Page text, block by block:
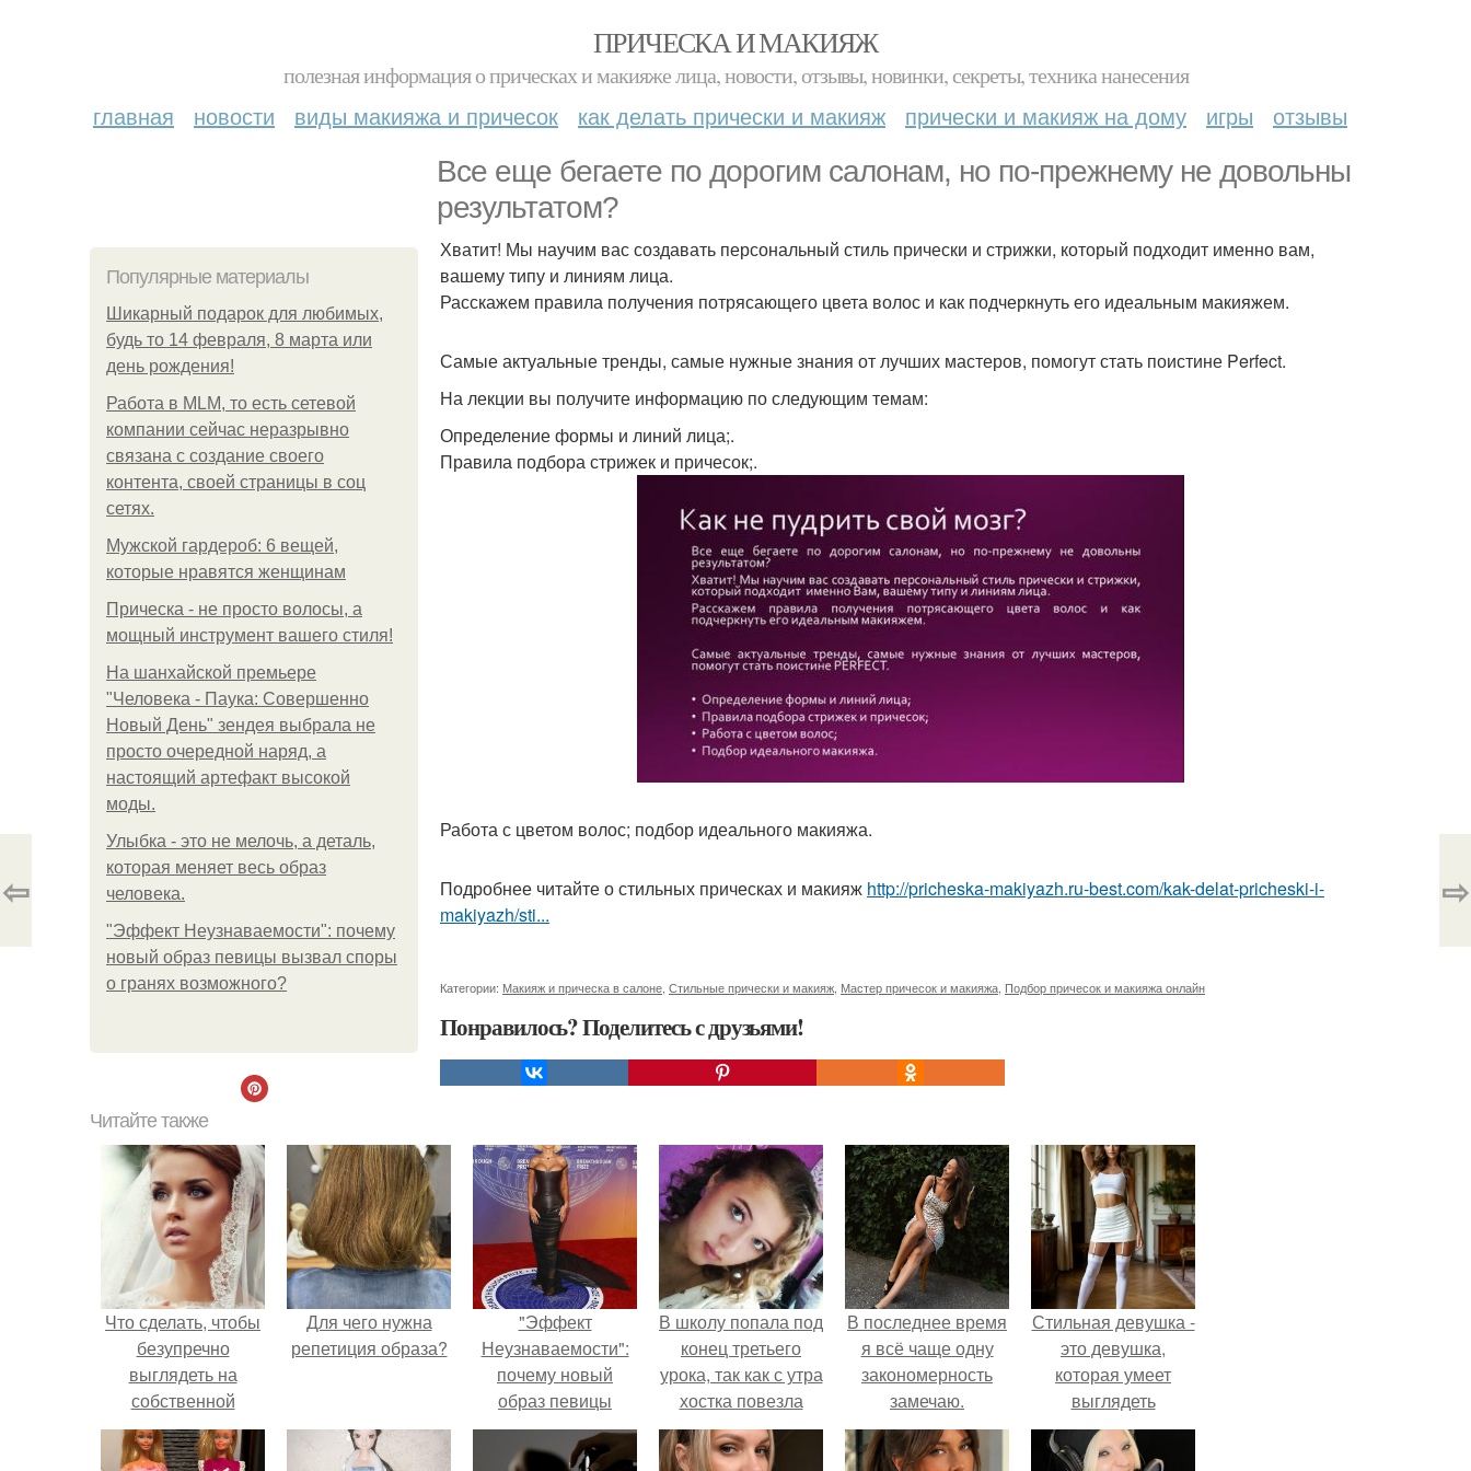
ПРИЧЕСКА И МАКИЯЖ
полезная информация о прическах и макияже лица, новости, отзывы, новинки, секреты, техника нанесения
главная новости виды макияжа и причесок как делать прически и макияж прически и макияж на дому игры отзывы
Все еще бегаете по дорогим салонам, но по-прежнему не довольны
результатом?
Популярные материалы
Шикарный подарок для любимых,
будь то 14 февраля, 8 марта или
день рождения!
Работа в MLM, то есть сетевой
компании сейчас неразрывно
связана с создание своего
контента, своей страницы в соц
сетях.
Мужской гардероб: 6 вещей,
которые нравятся женщинам
Прическа - не просто волосы, а
мощный инструмент вашего стиля!
На шанхайской премьере
"Человека - Паука: Совершенно
Новый День" зендея выбрала не
просто очередной наряд, а
настоящий артефакт высокой
моды.
Улыбка - это не мелочь, а деталь,
которая меняет весь образ
человека.
"Эффект Неузнаваемости": почему
новый образ певицы вызвал споры
о гранях возможного?
Хватит! Мы научим вас создавать персональный стиль прически и стрижки, который подходит именно вам,
вашему типу и линиям лица.
Расскажем правила получения потрясающего цвета волос и как подчеркнуть его идеальным макияжем.
Самые актуальные тренды, самые нужные знания от лучших мастеров, помогут стать поистине Perfect.
На лекции вы получите информацию по следующим темам:
Определение формы и линий лица;.
Правила подбора стрижек и причесок;.
Работа с цветом волос; подбор идеального макияжа.
Подробнее читайте о стильных прическах и макияж http://pricheska-makiyazh.ru-best.com/kak-delat-pricheski-i-
makiyazh/sti...
Категории: Макияж и прическа в салоне Стильные прически и макияж Мастер причесок и макияжа Подбор причесок и макияжа онлайн
Понравилось? Поделитесь с друзьями!
⇦ ⇨
Читайте также
Что сделать, чтобы
безупречно
выглядеть на
собственной
свадьбе?
Для чего нужна
репетиция образа?
"Эффект
Неузнаваемости":
почему новый
образ певицы
вызвал споры о
гранях
В школу попала под
конец третьего
урока, так как с утра
хостка повезла
прививки делать.
В последнее время
я всё чаще одну
закономерность
замечаю.
Стильная девушка -
это девушка,
которая умеет
выглядеть
привлекательно и
элегантно в любои